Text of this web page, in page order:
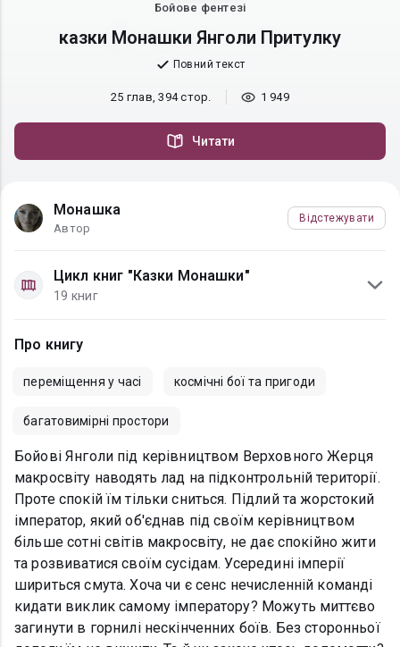
Бойове фентезі
казки Монашки Янголи Притулку
Повний текст
25 глав, 394 стор. 1 949
Читати
Монашка
Автор
Відстежувати
Цикл книг "Казки Монашки"
19 книг
Про книгу
переміщення у часі космічні бої та пригоди
багатовимірні простори
Бойові Янголи під керівництвом Верховного Жерця
макросвіту наводять лад на підконтрольній території.
Проте спокій їм тільки сниться. Підлий та жорстокий
імператор, який об'єднав під своїм керівництвом
більше сотні світів макросвіту, не дає спокійно жити
та розвиватися своїм сусідам. Усередині імперії
шириться смута. Хоча чи є сенс нечисленній команді
кидати виклик самому імператору? Можуть миттєво
загинути в горнилі нескінченних боїв. Без сторонньої